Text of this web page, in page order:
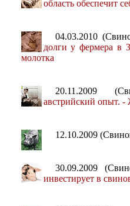
область обеспечит
04.03.2010
долги у фермера в
молотка
20.11.2009
австрийский опыт. -
12.10.2009
30.09.2009
инвестирует в